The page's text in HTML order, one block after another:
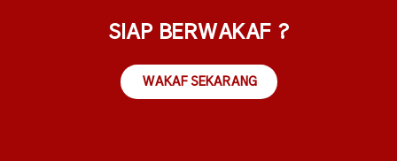
SIAP BERWAKAF ?
WAKAF SEKARANG